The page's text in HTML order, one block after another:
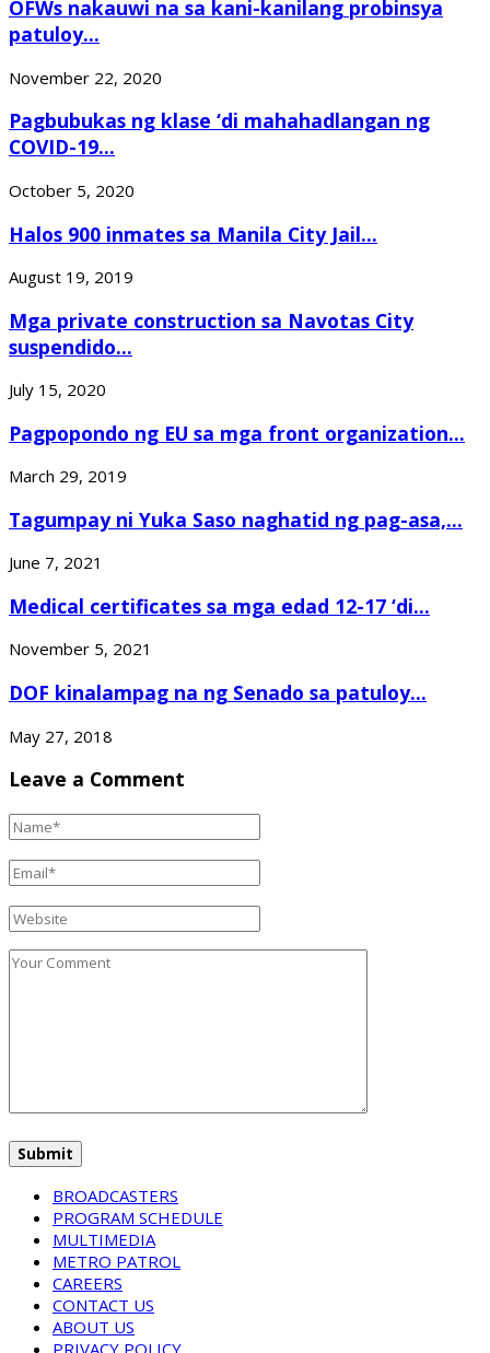
OFWs nakauwi na sa kani-kanilang probinsya
patuloy...
November 22, 2020
Pagbubukas ng klase ‘di mahahadlangan ng
COVID-19...
October 5, 2020
Halos 900 inmates sa Manila City Jail...
August 19, 2019
Mga private construction sa Navotas City
suspendido...
July 15, 2020
Pagpopondo ng EU sa mga front organization...
March 29, 2019
Tagumpay ni Yuka Saso naghatid ng pag-asa,...
June 7, 2021
Medical certificates sa mga edad 12-17 ‘di...
November 5, 2021
DOF kinalampag na ng Senado sa patuloy...
May 27, 2018
Leave a Comment
BROADCASTERS
PROGRAM SCHEDULE
MULTIMEDIA
METRO PATROL
CAREERS
CONTACT US
ABOUT US
PRIVACY POLICY